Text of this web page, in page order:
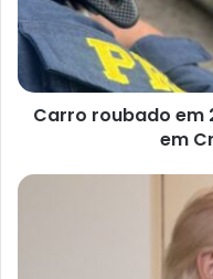
recuperado
pela
PRF
em
CruzCarro roubado em
em
Vencedor